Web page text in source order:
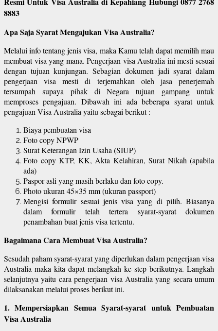
8883
Apa Saja Syarat Mengajukan Visa Australia?
Melalui info tentang jenis visa, maka Kamu telah dapat memilih mau
membuat visa yang mana. Pengerjaan visa Australia ini mesti sesuai
dengan tujuan kunjungan. Sebagian dokumen jadi syarat dalam
pengerjaan visa mesti di terjemahkan oleh jasa penerjemah
tersumpah supaya pihak di Negara tujuan gampang untuk
memproses pengajuan. Dibawah ini ada beberapa syarat untuk
pengajuan Visa Australia yaitu sebagai berikut :
Biaya pembuatan visa
Foto copy NPWP
Surat Keterangan Izin Usaha (SIUP)
Foto copy KTP, KK, Akta Kelahiran, Surat Nikah (apabila
ada)
Paspor asli yang masih berlaku dan foto copy.
Photo ukuran 45×35 mm (ukuran passport)
Mengisi formulir sesuai jenis visa yang di pilih. Biasanya
dalam formulir telah tertera syarat-syarat dokumen
penambahan buat jenis visa tertentu.
Bagaimana Cara Membuat Visa Australia?
Sesudah paham syarat-syarat yang diperlukan dalam pengerjaan visa
Australia maka kita dapat melangkah ke step berikutnya. Langkah
selanjutnya yaitu cara pengerjaan visa Australia yang secara umum
dilaksanakan melalui proses berikut ini.
1. Mempersiapkan Semua Syarat-syarat untuk Pembuatan
Visa Australia